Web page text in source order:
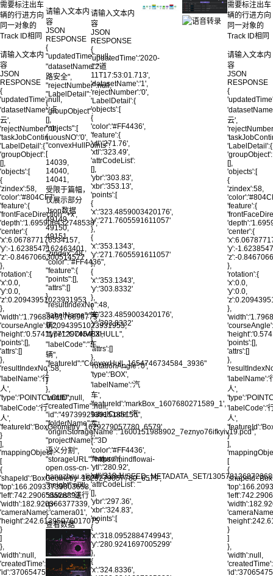
需要标注出车
辆的行进方向
同一对象的
Track ID相同
请输入文本内
容
JSON
RESPONSE
{
'updatedTime':null,
'datasetName':'点
云',
'rejectNumber':'0',
'taskJobContinuousNO':'0',
'LabelDetail':{
'groupObject':
[],
'objects':[
{
'zindex':58,
'color':'#804CF7',
'feature':{
'frontFaceDirection':'+x',
'depth':'1.695906432748538',
'center':{
'x':6.067877176534157,
'y':-1.6238547162463401,
'z':-0.8467066300514577
},
'rotation':{
'x':0.0,
'y':0.0,
'z':0.20943951023931953
},
'width':'1.7968845176696775',
'courseAngle':0.20943951023931953,
'height':'0.5741177129745483',
'points':[],
'attrs':[]
},
'resultIndexNo':58,
'labelName':'行
人',
'type':'POINTCLOUD',
'labelCode':'行
人',
'featureId':'BoxGeometry_1629279057780_6579'
}
],
'mappingObject':
[
{
'shapeId':'BoxGeometry_1629279057780_6579',
'top':166.20933739803658,
'left':742.290655528893,
'width':182.920366377339,
'cameraName':'camera01',
'height':242.61395076017075
}
]
},
'width':null,
'createdTime':null,
'id':'370654757725941765',
请输入文本内
容
JSON
RESPONSE
{
"updatedTime":null,
"datasetName":"道
路安全",
"rejectNumber":null,
"LabelDetail":
{
"groupObject":
[],
"objects":[
{
"convexHullPoints":
[
14039,
14040,
14041,
受限于篇幅，
仅展示部分
Json数据
49149,
49150,
49151
],
"zindex":48,
"color":"#FF4436",
"feature":{
"points":[],
"attrs":[]
},
"resultIndexNo":48,
"labelName":"车
辆",
"type":"CONVEXHULL",
"labelCode":"车
辆",
"featureId":"ConvexHull_1654746734584_3936"
}
]
},
"width":null,
"createdTime":null,
"id":"497399293915185156",
"folderName":"",
"originStorageName":"1600151988902_7eznyo76ifkyiv19.pcd",
"projectName":"3D
语义分割",
"storageURL":"https://mindflowai-
open.oss-cn-
hangzhou.aliyuncs.com/SEED_METADATA_SET/
"height":null,
"status":"进行
中"
}
查看数据
请输入文本内
容
JSON
RESPONSE
{
'updatedTime':'2020-
12-
11T17:53:01.713',
'datasetName':'1',
'rejectNumber':'0',
'LabelDetail':{
'objects':[
{
'color':'#FF4436',
'feature':{
'ytl':'271.76',
'xtl':'323.49',
'attrCodeList':
[],
'ybr':'303.83',
'xbr':'353.13',
'points':[
{
'x':'323.4859003420176',
'y':'271.7605591611057'
},
{
'x':'353.1343',
'y':'271.7605591611057'
},
{
'x':'353.1343',
'y':'303.8332'
},
{
'x':'323.4859003420176',
'y':'303.8332'
}
],
'attrs':[]
},
'rotationAngle':'0',
'type':'BOX',
'labelName':'汽
车',
'featureId':'markBox_1607680271589_1',
'labelCode':'汽
车'
},
{
'color':'#FF4436',
'feature':{
'ytl':'280.92',
'xtl':'318.1',
'attrCodeList':
[],
'ybr':'297.36',
'xbr':'324.83',
'points':[
{
'x':'318.0952884749943',
'y':'280.9241697005299'
},
{
'x':'324.8336',
需要标注出车
辆的行进方向
同一对象的
Track ID相同
请输入文本内
容
JSON
RESPONSE
{
云',
'LabelDetail':{
'groupObject':
[],
'objects':[
{
'zindex':58,
'feature':{
'center':{
'y':-
'z':-
},
'rotation':{
'x':0.0,
'y':0.0,
},
'points':[],
'attrs':[]
},
'labelName':'
人',
'labelCode':'
人',
}
],
[
{
}
]
},
'width':null,